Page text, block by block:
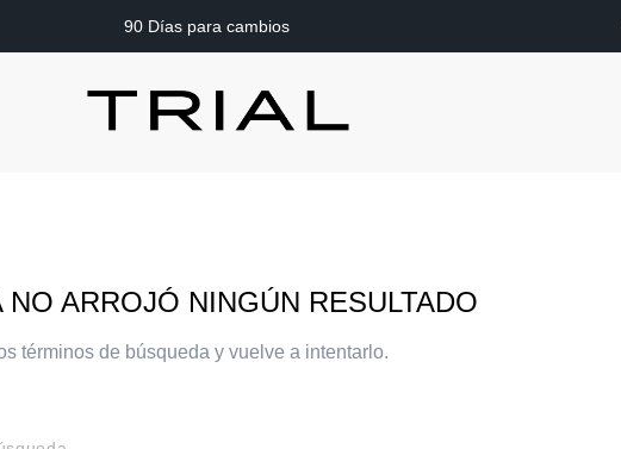
90 Días para cambios
ARROJÓ NINGÚN RESULTADO
términos de búsqueda y vuelve a intentarlo.